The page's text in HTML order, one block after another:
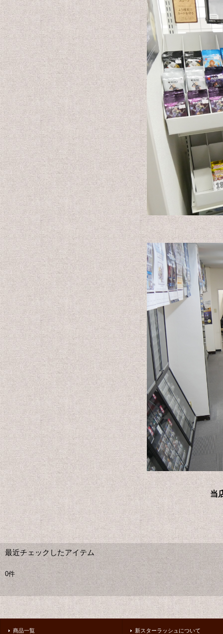
当
最近チェックしたアイテム
0件
商品一覧 新スターラッシュについて